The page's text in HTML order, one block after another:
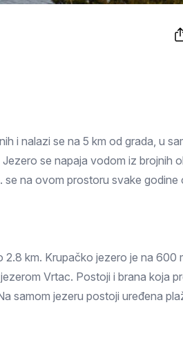
i nalazi se na 5 km od grada, u
se napaja vodom iz brojnih
se na ovom prostoru svake godine
2.8 km. Krupačko jezero je na 600
Vrtac. Postoji i brana koja
samom jezeru postoji uređena